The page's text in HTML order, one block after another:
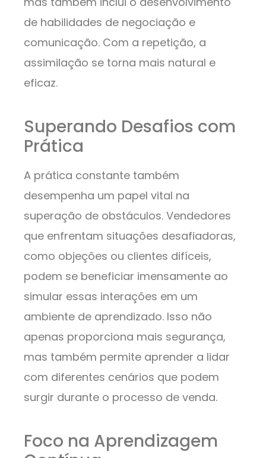
de habilidades de negociação e
comunicação. Com a repetição, a
assimilação se torna mais natural e
eficaz.
Superando Desafios com
Prática
A prática constante também
desempenha um papel vital na
superação de obstáculos. Vendedores
que enfrentam situações desafiadoras,
como objeções ou clientes difíceis,
podem se beneficiar imensamente ao
simular essas interações em um
ambiente de aprendizado. Isso não
apenas proporciona mais segurança,
mas também permite aprender a lidar
com diferentes cenários que podem
surgir durante o processo de venda.
Foco na Aprendizagem